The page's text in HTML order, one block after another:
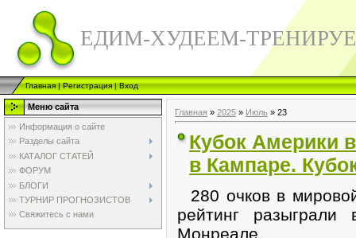
ЕДИМ-ХУДЕЕМ-
Главная|Регистрация|Вход
Меню сайта
Информация о сайте
Разделы сайта
КАТАЛОГ СТАТЕЙ
ФОРУМ
БЛОГИ
ТУРНИР ПРОГНОЗИСТОВ
Свяжитесь с нами
Главная » 2025 » Июль » 23
Кубок Америки
в Кампаре.
280 очков в
рейтинг разыграли
Монреале.